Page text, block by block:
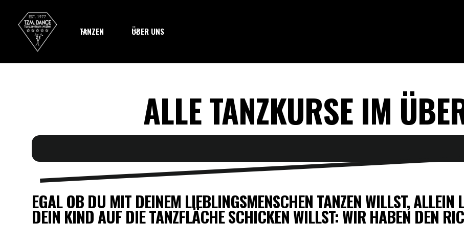
TANZEN ÜBER UNS
ALLE TANZKURSE IM
EGAL OB DU MIT DEINEM LIEBLINGSMENSCHEN TANZEN WILLST, ALLEIN
DEIN KIND AUF DIE TANZFLÄCHE SCHICKEN WILLST: WIR HABEN DEN